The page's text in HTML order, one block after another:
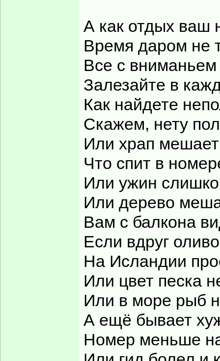
А как отдых ваш
Время даром не
Все с вниманьем
Залезайте в
Как найдете
Скажем, нету
Или храп
Что спит в
Или ужин
Или дерево
Вам с балкона
Если вдруг
На Исландии
Или цвет песка
Или в море рыб
А ещё бывает
Номер меньше